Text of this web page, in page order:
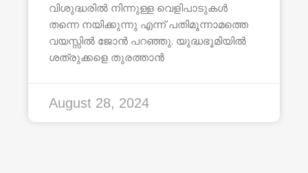
വിശുദ്ധരിൽ നിന്നുള്ള വെളിപാടുകൾ
തന്നെ നയിക്കുന്നു എന്ന് പതിമൂന്നാമത്തെ
വയസ്സിൽ ജോൻ പറഞ്ഞു. യുദ്ധഭൂമിയിൽ
ശത്രുക്കളെ തുരത്താൻ
August 28, 2024